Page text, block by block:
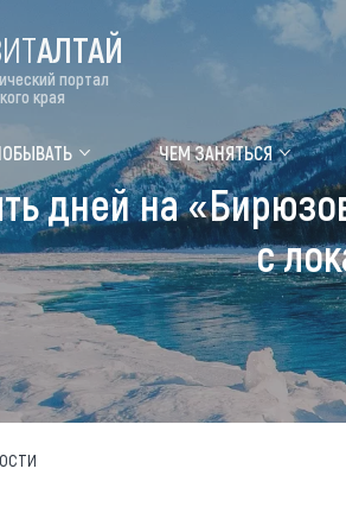
ALTAI
Где
Топ
АЛТАЙ
портал
края
ЧЕМ ЗАНЯТЬСЯ
дней на
с